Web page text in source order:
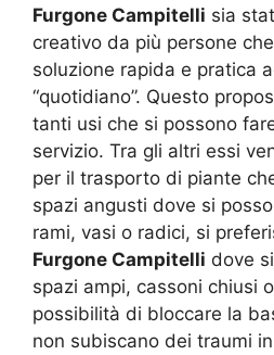
Furgone Campitelli sia
creativo da più persone
soluzione rapida e pratica
“quotidiano”. Questo
tanti usi che si possono
servizio. Tra gli altri essi
per il trasporto di piante
spazi angusti dove si
rami, vasi o radici, si
Furgone Campitelli dove
spazi ampi, cassoni chiusi
possibilità di bloccare la
non subiscano dei traumi